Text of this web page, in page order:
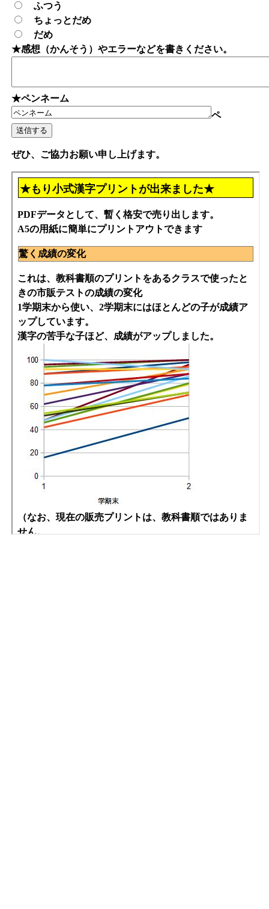
ふつう
ちょっとだめ
だめ
★感想（かんそう）やエラーなどを書きください。
★ペンネーム
ペ
ぜひ、ご協力お願い申し上げます。